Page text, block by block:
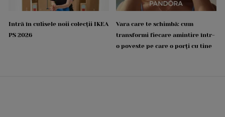
Intră în culisele noii colecții IKEA
PS 2026
Vara care te schimbă: cum
transformi fiecare amintire într-
o poveste pe care o porți cu tine